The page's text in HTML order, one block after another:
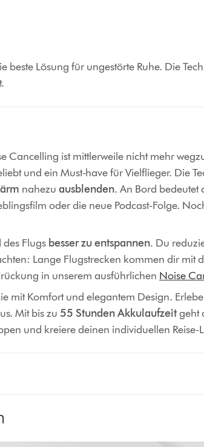
Lösung für ungestörte Ruhe. Die
Cancelling ist mittlerweile nicht mehr
und ein Must-have für Vielflieger. Die
nahezuausblenden. An Bord bedeutet
oder die neue Podcast-Folge.
Flugs besser zuentspannen. Du
Lange Flugstrecken kommen dir
in unserem ausführlichen Noise
mit Komfort und elegantem Design.
Mit bis zu 55 Stunden Akkulaufzeitgeht
und kreiere deinen individuellen Reise-